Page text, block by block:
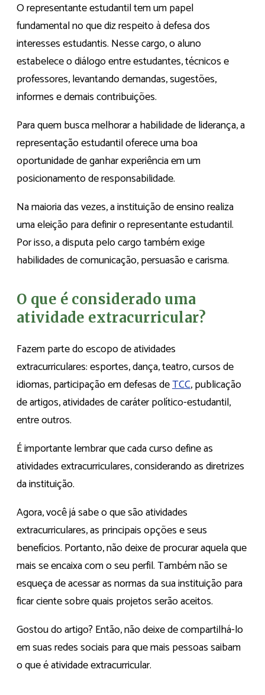
O representante estudantil tem um papel
fundamental no que diz respeito à defesa dos
interesses estudantis. Nesse cargo, o aluno
estabelece o diálogo entre estudantes, técnicos e
professores, levantando demandas, sugestões,
informes e demais contribuições.
Para quem busca melhorar a habilidade de liderança, a
representação estudantil oferece uma boa
oportunidade de ganhar experiência em um
posicionamento de responsabilidade.
Na maioria das vezes, a instituição de ensino realiza
uma eleição para definir o representante estudantil.
Por isso, a disputa pelo cargo também exige
habilidades de comunicação, persuasão e carisma.
O que é considerado uma
atividade extracurricular?
Fazem parte do escopo de atividades
extracurriculares: esportes, dança, teatro, cursos de
idiomas, participação em defesas deTCC, publicação
de artigos, atividades de caráter político-estudantil,
entre outros.
É importante lembrar que cada curso define as
atividades extracurriculares, considerando as diretrizes
da instituição.
Agora, você já sabe o que são atividades
extracurriculares, as principais opções e seus
benefícios. Portanto, não deixe de procurar aquela que
mais se encaixa com o seu perfil. Também não se
esqueça de acessar as normas da sua instituição para
ficar ciente sobre quais projetos serão aceitos.
Gostou do artigo? Então, não deixe de compartilhá-lo
em suas redes sociais para que mais pessoas saibam
o que é atividade extracurricular.